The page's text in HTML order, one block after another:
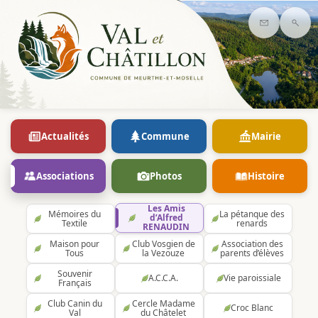
Contact
Actualités Commune Mairie
Associations Photos Histoire
Mémoires du
Textile
Les Amis
d’Alfred
RENAUDIN
La pétanque des
renards
Maison pour
Tous
Club Vosgien de
la Vezouze
Association des
parents d’élèves
Souvenir
Français A.C.C.A. Vie paroissiale
Club Canin du
Val
Cercle Madame
du Châtelet Croc Blanc